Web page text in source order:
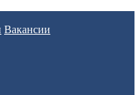
Вакансии